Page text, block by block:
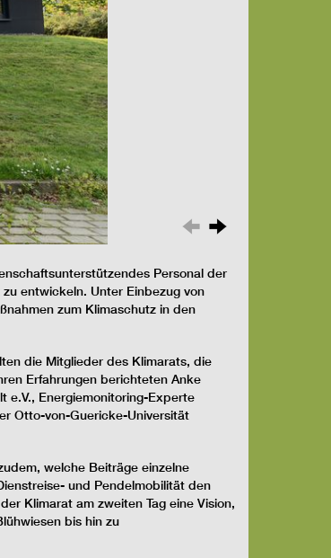
Personal der
entwickeln. Unter Einbezug von
zum Klimaschutz in den
die Mitglieder des Klimarats, die
Erfahrungen berichteten Anke
e.V., Energiemonitoring-Experte
Otto-von-Guericke-Universität
welche Beiträge einzelne
und Pendelmobilität den
Klimarat am zweiten Tag eine Vision,
bis hin zu